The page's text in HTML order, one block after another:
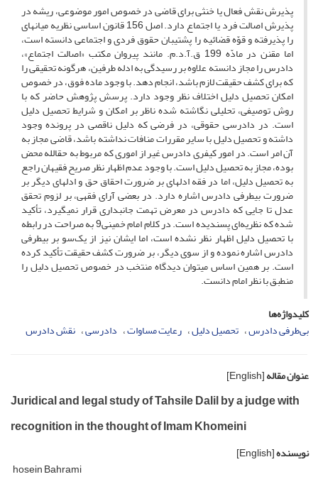
پذیرش نقش فعال یا خنثی برای قاضی در خصوص امور موضوعی، ریشه در
پذیرش اصالت فرد یا اجتماع دارد. اصل 156 قانون اساسی نظریه‌‌ میانه­ای
را پذیرفته و قوّه قضائیه را پشتیبان حقوق فردی و اجتماعی دانسته است،
اما مقنن در مادّه 199 ق.آ.د.م. مانند پیروان مکتب «اصالت اجتماع»،
دادرس را مجاز دانسته علاوه بر رسیدگی به ادله طرفین، هرگونه تحقیقی را
که برای کشف حقیقت لازم باشد، انجام دهد. با وجود ماده فوق، در خصوص
امکان تحصیل دلیل اختلاف نظر وجود دارد. پرسش پژوهش حاضر که با
روش توصیفی، تحلیلی نگاشته شده ناظر بر امکان و شرایط تحصیل دلیل
است. در دادرسی حقوقی، در فرضی که دلیل ناقصی در پرونده وجود
داشته و تحصیل دلیل با سایر مقررات منافات نداشته باشد، قاضی مجاز به
آن امر است. در امور کیفری دادرس غیر از اموری که مربوط به حق­الله محض
بوده، مجاز به تحصیل دلیل است. با وجود عدم اظهار نظر صریح فقیهان راجع
به تحصیل دلیل، اما در فقه ادله­ای بر ضرورت احقاق حق و ادله­ای دیگر بر
ضرورت بی­طرفی دادرس اشاره دارد. در بعضی آرای فقهی، بر لزوم تحقق
عدل تا جایی که دادرس در معرض تهمت جانبداری قرار نمی­گیرد، تأکید
شده که نظریه‌ای پسندیده است. در کلام امام خمینی9 به صراحت در رابطه
با تحصیل دلیل اظهار نظر نشده است، اما ایشان نیز از یک‌سو بر بی­طرفی
دادرس اشاره نموده و از سوی دیگر، بر ضرورت کشف حقیقت تأکید کرده
است. بر همین اساس می­توان دیدگاه منتخب در خصوص تحصیل دلیل را
منطبق با نظر امام دانست.
کلیدواژه‌ها
بی‌طرفی دادرس تحصیل دلیل رعایت مساوات دادرسی نقش دادرس
عنوان مقاله[English]
Juridical and legal study of Tahsile Dalil by a judge with
recognition in the thought of Imam Khomeini
نویسنده[English]
hosein Bahrami